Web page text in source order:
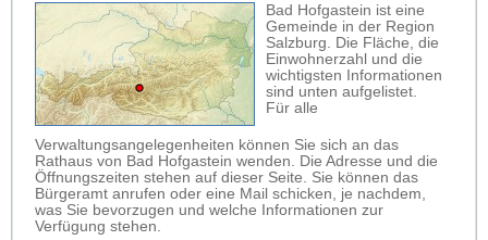
Bad Hofgastein ist eine
Gemeinde in der Region
Salzburg. Die Fläche, die
Einwohnerzahl und die
wichtigsten Informationen
sind unten aufgelistet.
Für alle
Verwaltungsangelegenheiten können Sie sich an das
Rathaus von Bad Hofgastein wenden. Die Adresse und die
Öffnungszeiten stehen auf dieser Seite. Sie können das
Bürgeramt anrufen oder eine Mail schicken, je nachdem,
was Sie bevorzugen und welche Informationen zur
Verfügung stehen.